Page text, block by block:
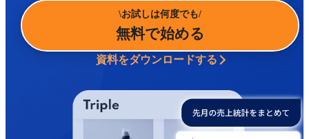
お試しは何度でも
無料で始める
資料をダウンロードする